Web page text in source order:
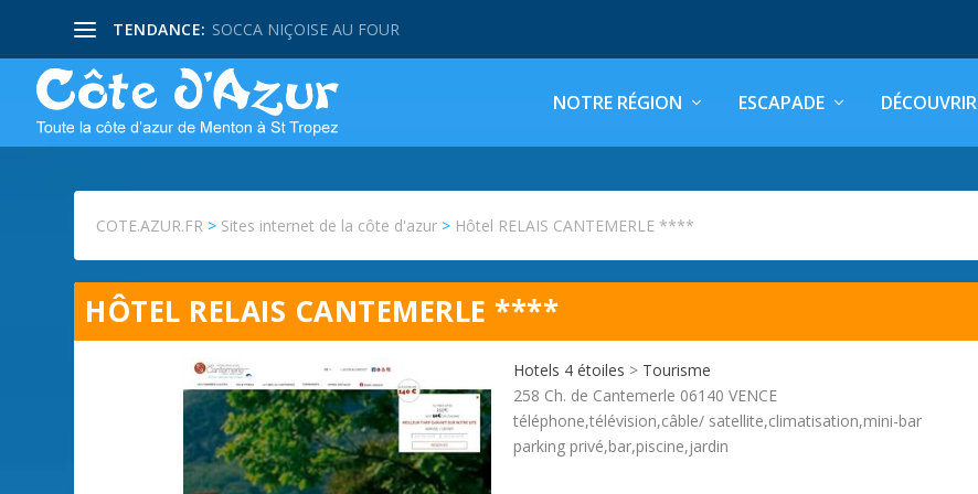
TENDANCE: SOCCA NIÇOISE AU FOUR
NOTRE RÉGION ESCAPADE DÉCOUVRIR
COTE.AZUR.FR > Sites internet de la côte d'azur > Hôtel RELAIS CANTEMERLE ****
HÔTEL RELAIS CANTEMERLE ****
Hotels 4 étoiles > Tourisme
258 Ch. de Cantemerle 06140 VENCE
téléphone,télévision,câble/ satellite,climatisation,mini-bar
parking privé,bar,piscine,jardin